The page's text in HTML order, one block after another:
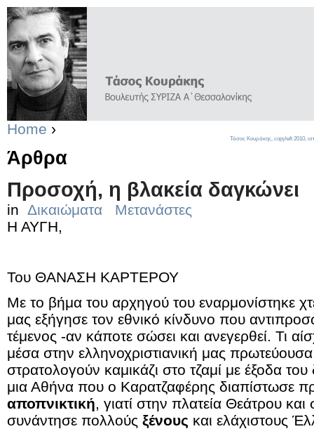
Home ›
Άρθρα
Προσοχή, η βλακεία δαγκώνει
in Δικαιώματα
Μετανάστες
Η ΑΥΓΗ,
Του ΘΑΝΑΣΗ ΚΑΡΤΕΡΟΥ
Με το βήμα του αρχηγού του εναρμονίστηκε
μας εξήγησε τον εθνικό κίνδυνο που
τέμενος -αν κάποτε σώσει και ανεγερθεί. Τι
μέσα στην ελληνοχριστιανική μας
στρατολογούν καμικάζι στο τζαμί με έξοδα
μια Αθήνα που ο Καρατζαφέρης διαπίστωσε
αποπνικτική, γιατί στην πλατεία Θεάτρου
συνάντησε πολλούς ξένους και ελάχιστους
Τάσος Κουράκης, copyleft 2010,